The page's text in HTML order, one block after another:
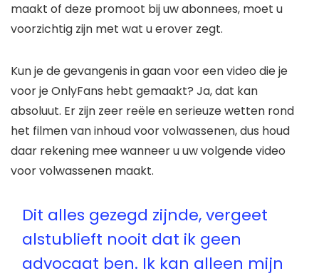
maakt of deze promoot bij uw abonnees, moet u
voorzichtig zijn met wat u erover zegt.
Kun je de gevangenis in gaan voor een video die je
voor je OnlyFans hebt gemaakt? Ja, dat kan
absoluut. Er zijn zeer reële en serieuze wetten rond
het filmen van inhoud voor volwassenen, dus houd
daar rekening mee wanneer u uw volgende video
voor volwassenen maakt.
Dit alles gezegd zijnde, vergeet
alstublieft nooit dat ik geen
advocaat ben. Ik kan alleen mijn